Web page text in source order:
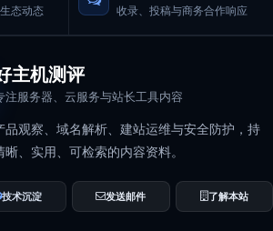
态动态 收录、投稿与商务合作响应
主机测评
注服务器、云服务与站长工具内容
品观察、域名解析、建站运维与安全防护，持
、实用、可检索的内容资料。
技术沉淀 发送邮件 了解本站